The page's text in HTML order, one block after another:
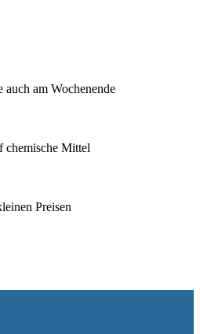
am Wochenende
chemische Mittel
Preisen